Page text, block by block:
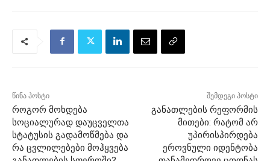
წინა პოსტი
როგორ მოხდება
სოციალურად დაუცველთა
სტატუსის გადამოწმება და
რა ცვლილებები მოჰყვება
შემდეგი პოსტი
განათლების რეფორმის
მითები: რატომ არ
უპირისპირდება
ეროვნული იდენტობა